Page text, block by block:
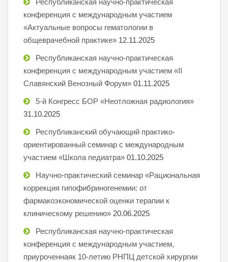
Республиканская научно-практическая
конференция с международным участием
«Актуальные вопросы гематологии в
общеврачебной практике» 12.11.2025
Республиканская научно-практическая
конференция с международным участием «II
Славянский Венозный Форум» 01.11.2025
5-й Конгресс БОР «Неотложная радиология»
31.10.2025
Республиканский обучающий практико-
ориентированный семинар с международным
участием «Школа педиатра» 01.10.2025
Научно-практический семинар «Рациональная
коррекция гипофибриногенемии: от
фармакоэкономической оценки терапии к
клиническому решению» 20.06.2025
Республиканская научно-практическая
конференция с международным участием,
приуроченнаяк 10-летию РНПЦ детской хирургии